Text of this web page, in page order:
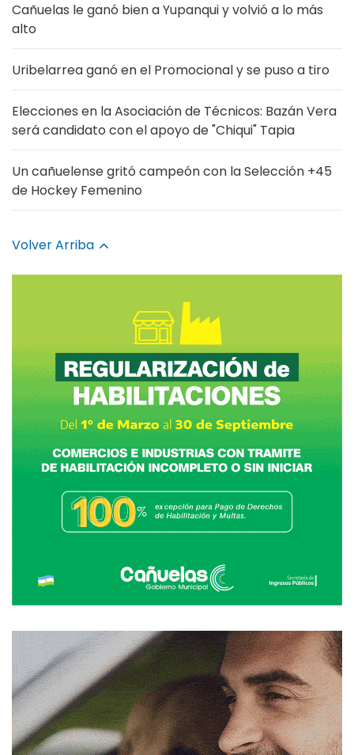
Cañuelas le ganó bien a Yupanqui y volvió a lo más
alto
Uribelarrea ganó en el Promocional y se puso a tiro
Elecciones en la Asociación de Técnicos: Bazán Vera
será candidato con el apoyo de "Chiqui" Tapia
Un cañuelense gritó campeón con la Selección +45
de Hockey Femenino
Volver Arriba